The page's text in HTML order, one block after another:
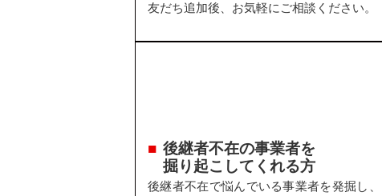
友だち追加後、お気軽にご相談ください。
後継者不在の事業者を
掘り起こしてくれる方
後継者不在で悩んでいる事業者を発掘し、